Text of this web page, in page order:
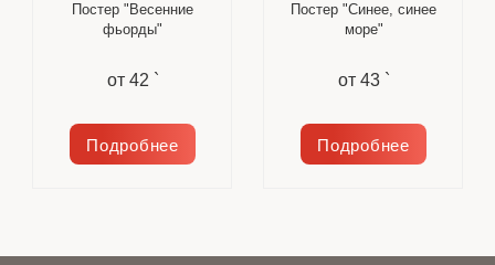
Постер "Весенние
фьорды"
от 42 `
Подробнее
Постер "Синее, синее
море"
от 43 `
Подробнее